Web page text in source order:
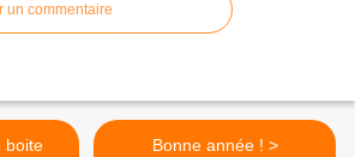
un commentaire
Bonne année ! >